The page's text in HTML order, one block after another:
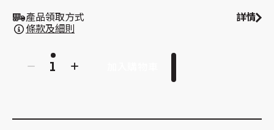
產品領取方式 詳情
條款及細則